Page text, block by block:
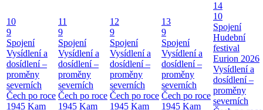
10
9
Spojení
Vysídlení a
dosídlení –
proměny
severních
Čech po roce
1945 Kam
11
9
Spojení
Vysídlení a
dosídlení –
proměny
severních
Čech po roce
1945 Kam
12
9
Spojení
Vysídlení a
dosídlení –
proměny
severních
Čech po roce
1945 Kam
13
9
Spojení
Vysídlení a
dosídlení –
proměny
severních
Čech po roce
1945 Kam
14
10
Spojení
Hudební
festival
Eurion 2026
Vysídlení a
dosídlení –
proměny
severních